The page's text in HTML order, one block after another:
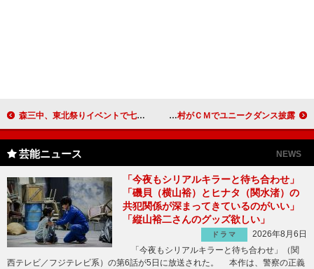
森三中、東北祭りイベントで七夕に願いを 平原綾香は「歌える場所があることに感謝」 相武紗季に西村雅彦が「君はかわいい日本代表」とラブコール 谷原、相武、西村がＣＭでユニークダンス披露
芸能ニュース NEWS
「今夜もシリアルキラーと待ち合わせ」
「磯貝（横山裕）とヒナタ（関水渚）の
共犯関係が深まってきているのがいい」
「縦山裕二さんのグッズ欲しい」
ドラマ
2026年8月6日
「今夜もシリアルキラーと待ち合わせ」（関
西テレビ／フジテレビ系）の第6話が5日に放送された。 本作は、警察の正義